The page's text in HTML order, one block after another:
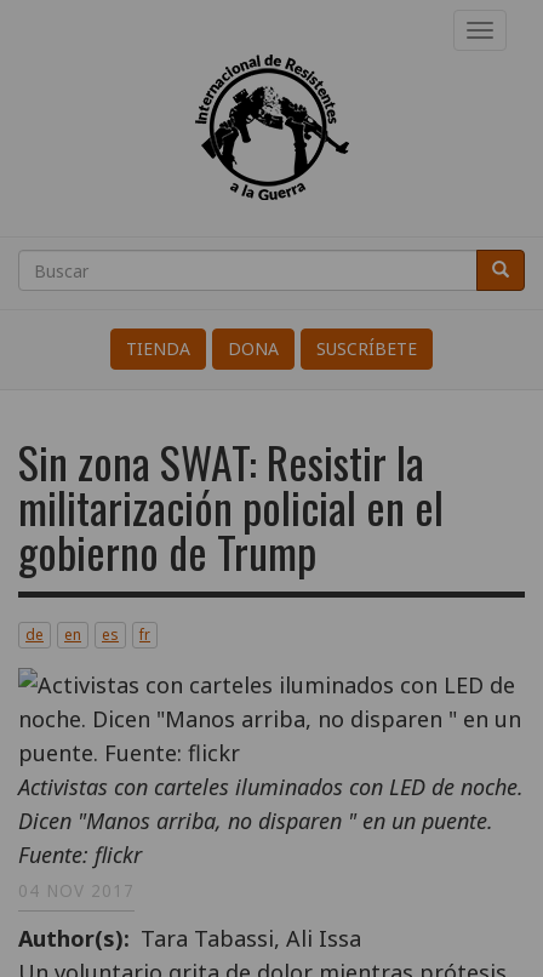
de
Resistentes
Guerra
Search
Buscar
TIENDA DONA SUSCRÍBETE
Sin zona SWAT: Resistir la
militarización policial en el
gobierno de Trump
de en es fr
Activistas con carteles iluminados con LED de noche.
Dicen "Manos arriba, no disparen " en un puente.
Fuente: flickr
04 NOV 2017
Author(s) Tara Tabassi, Ali Issa